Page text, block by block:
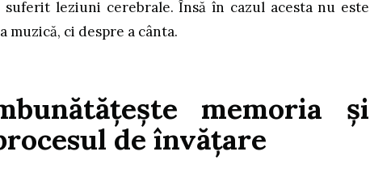
suferit leziuni cerebrale. Însă în cazul acesta nu este
muzică, ci despre a cânta.
memoria și
de învățare